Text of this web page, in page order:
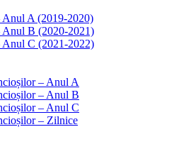
A (2019-2020)
B (2020-2021)
C (2021-2022)
– Anul A
– Anul B
– Anul C
– Zilnice